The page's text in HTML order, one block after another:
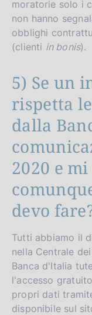
moratorie solo i
non hanno
obblighi
(clienti in bonis).
5) Se un
rispetta
dalla
2020 e
devo
Tutti abbiamo il
nella Centrale
Banca d'Italia
l'accesso
propri dati
disponibile sul